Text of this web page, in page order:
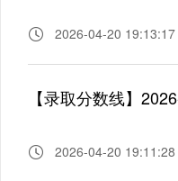
2026-04-20 19:13:17
【录取分数线】
2026-04-20 19:11:28